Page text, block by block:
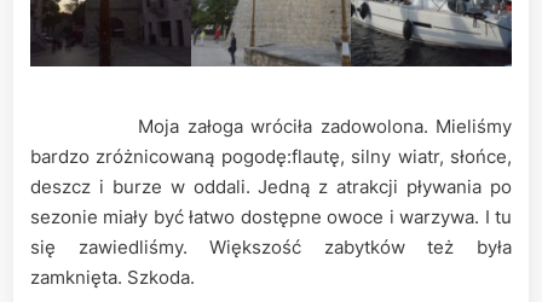
Moja załoga wróciła zadowolona. Mieliśmy
bardzo zróżnicowaną pogodę:flautę, silny wiatr, słońce,
deszcz i burze w oddali. Jedną z atrakcji pływania po
sezonie miały być łatwo dostępne owoce i warzywa. I tu
się zawiedliśmy. Większość zabytków też była
zamknięta. Szkoda.